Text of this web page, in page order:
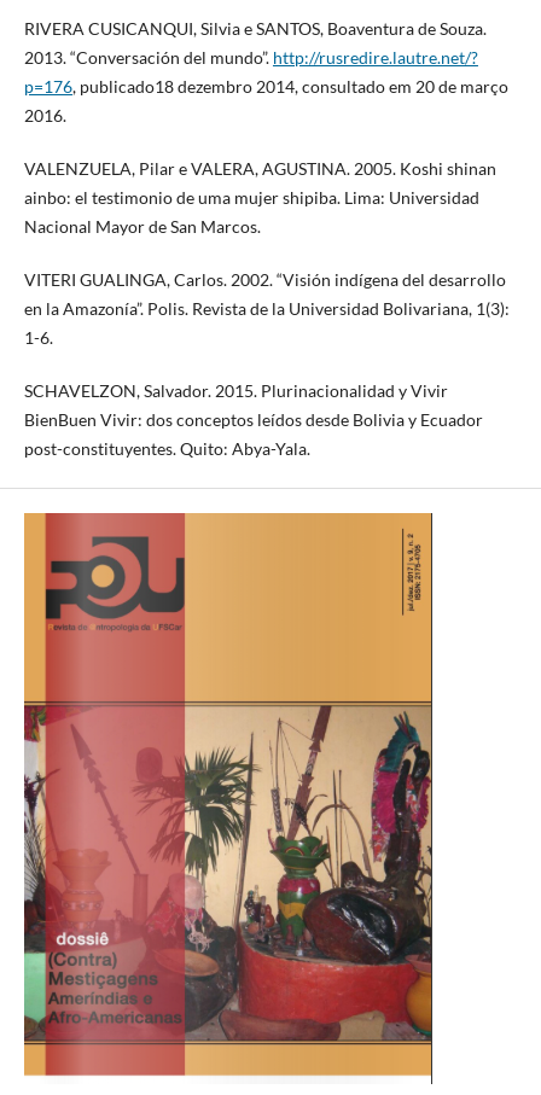
RIVERA CUSICANQUI, Silvia e SANTOS, Boaventura de Souza.
2013. “Conversación del mundo”. http://rusredire.lautre.net/?
p=176, publicado18 dezembro 2014, consultado em 20 de março
2016.
VALENZUELA, Pilar e VALERA, AGUSTINA. 2005. Koshi shinan
ainbo: el testimonio de uma mujer shipiba. Lima: Universidad
Nacional Mayor de San Marcos.
VITERI GUALINGA, Carlos. 2002. “Visión indígena del desarrollo
en la Amazonía”. Polis. Revista de la Universidad Bolivariana, 1(3):
1-6.
SCHAVELZON, Salvador. 2015. Plurinacionalidad y Vivir
BienBuen Vivir: dos conceptos leídos desde Bolivia y Ecuador
post-constituyentes. Quito: Abya-Yala.